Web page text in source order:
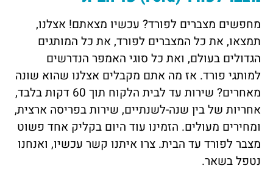
מחפשים מצברים לפורד? עכשיו מצאתם! אצלנו,
תמצאו, את כל המצברים לפורד, את כל המותגים
הגדולים בעולם, ואת כל סוגי האמפר הנדרשים
למותגי פורד. אז מה אתם מקבלים אצלנו שהוא שונה
מאחרים? שירות עד לבית הלקוח תוך 60 דקות בלבד,
אחריות של בין שנה-לשנתיים, שירות בפריסה ארצית,
ומחירים מעולים. הזמינו עוד היום בקליק אחד פשוט
מצבר לפורד עד הבית. צרו איתנו קשר עכשיו, ואנחנו
נטפל בשאר.